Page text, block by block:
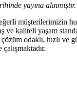
yayına alınmıştır.
müşterilerimizin
ve kaliteli yaşam
çözüm odaklı, hızlı ve
çalışmaktadır.